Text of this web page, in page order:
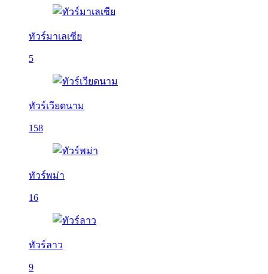
ทัวร์มาเลเซีย
5
ทัวร์เวียดนาม
158
ทัวร์พม่า
16
ทัวร์ลาว
9